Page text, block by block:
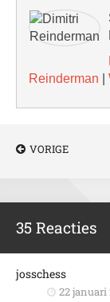
Reinderman
VORIGE
35 Reacties
josschess
22 januari